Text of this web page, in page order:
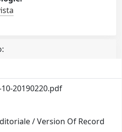
20190220.pdf
/ Version Of Record